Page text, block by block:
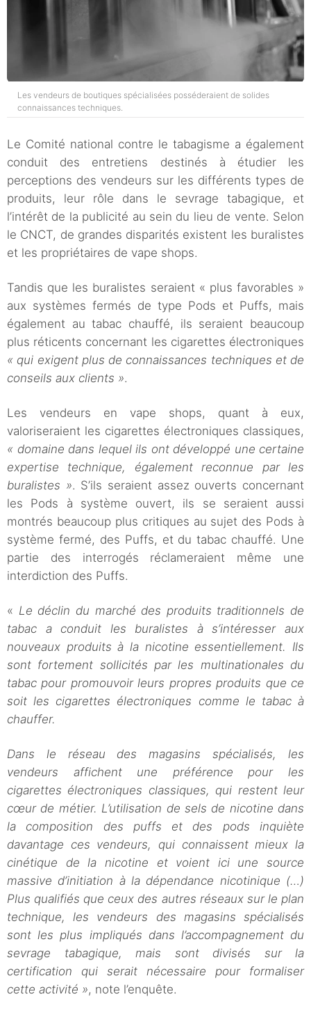
Les vendeurs de boutiques spécialisées posséderaient de solides
connaissances techniques.
Le Comité national contre le tabagisme a également
conduit des entretiens destinés à étudier les
perceptions des vendeurs sur les différents types de
produits, leur rôle dans le sevrage tabagique, et
l’intérêt de la publicité au sein du lieu de vente. Selon
le CNCT, de grandes disparités existent les buralistes
et les propriétaires de vape shops.
Tandis que les buralistes seraient « plus favorables »
aux systèmes fermés de type Pods et Puffs, mais
également au tabac chauffé, ils seraient beaucoup
plus réticents concernant les cigarettes électroniques
« qui exigent plus de connaissances techniques et de
conseils aux clients ».
Les vendeurs en vape shops, quant à eux,
valoriseraient les cigarettes électroniques classiques,
« domaine dans lequel ils ont développé une certaine
expertise technique, également reconnue par les
buralistes ». S’ils seraient assez ouverts concernant
les Pods à système ouvert, ils se seraient aussi
montrés beaucoup plus critiques au sujet des Pods à
système fermé, des Puffs, et du tabac chauffé. Une
partie des interrogés réclameraient même une
interdiction des Puffs.
« Le déclin du marché des produits traditionnels de
tabac a conduit les buralistes à s’intéresser aux
nouveaux produits à la nicotine essentiellement. Ils
sont fortement sollicités par les multinationales du
tabac pour promouvoir leurs propres produits que ce
soit les cigarettes électroniques comme le tabac à
chauffer.
Dans le réseau des magasins spécialisés, les
vendeurs affichent une préférence pour les
cigarettes électroniques classiques, qui restent leur
cœur de métier. L’utilisation de sels de nicotine dans
la composition des puffs et des pods inquiète
davantage ces vendeurs, qui connaissent mieux la
cinétique de la nicotine et voient ici une source
massive d’initiation à la dépendance nicotinique (…)
Plus qualifiés que ceux des autres réseaux sur le plan
technique, les vendeurs des magasins spécialisés
sont les plus impliqués dans l’accompagnement du
sevrage tabagique, mais sont divisés sur la
certification qui serait nécessaire pour formaliser
cette activité », note l’enquête.